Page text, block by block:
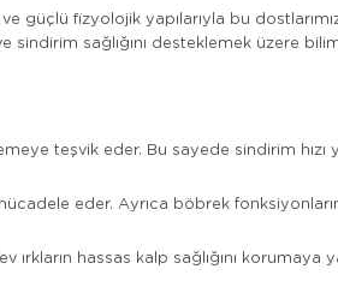
güçlü fizyolojik yapılarıyla bu
sindirim sağlığını desteklemek üzere
teşvik eder. Bu sayede sindirim hızı
eder. Ayrıca böbrek
ırkların hassas kalp sağlığını korumaya